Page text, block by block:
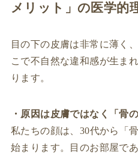
メリット」の医学的
目の下の皮膚は非常に薄く
こで不自然な違和感が生ま
ります。
・原因は皮膚ではなく「骨の
私たちの顔は、30代から「
始まります。目のお部屋で